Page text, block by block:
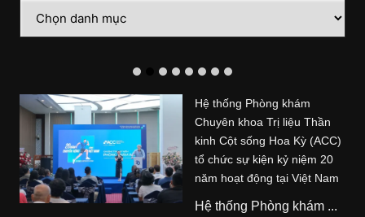
mục
Hệ thống Phòng khám
Chuyên khoa Trị liệu Thần
kinh Cột sống Hoa Kỳ (ACC)
tổ chức sự kiện kỷ niệm 20
năm hoạt động tại Việt Nam
Hệ thống Phòng khám ...